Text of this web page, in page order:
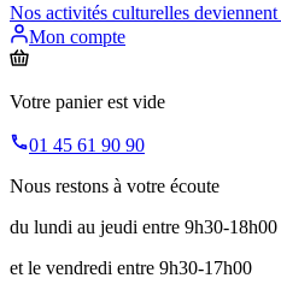
Nos activités culturelles deviennent
Mon compte
Votre panier est vide
01 45 61 90 90
Nous restons à votre écoute
du lundi au jeudi entre 9h30-18h00
et le vendredi entre 9h30-17h00